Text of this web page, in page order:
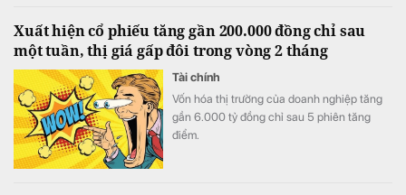
Xuất hiện cổ phiếu tăng gần 200.000 đồng chỉ sau
một tuần, thị giá gấp đôi trong vòng 2 tháng
Tài chính
Vốn hóa thị trường của doanh nghiệp tăng
gần 6.000 tỷ đồng chỉ sau 5 phiên tăng
điểm.